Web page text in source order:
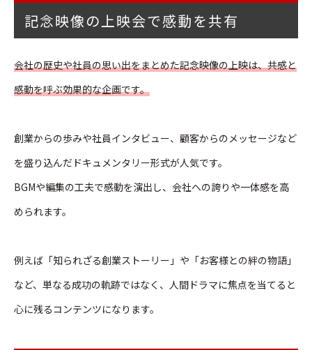
記念映像の上映会で感動を共有
会社の歴史や社員の思い出をまとめた記念映像の上映は、共感と
感動を呼ぶ効果的な企画です。
創業からの歩みや社員インタビュー、顧客からのメッセージなど
を盛り込んだドキュメンタリー形式が人気です。
BGMや編集の工夫で感動を演出し、会社への誇りや一体感を高
められます。
例えば「知られざる創業ストーリー」や「お客様との絆の物語」
など、単なる成功の軌跡ではなく、人間ドラマに焦点を当てると
心に残るコンテンツになります。